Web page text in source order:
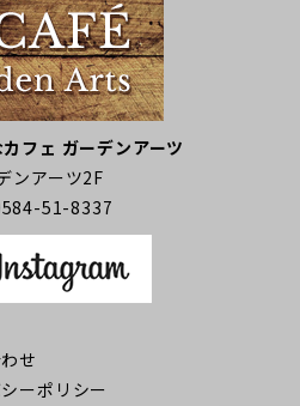
フェ ガーデンアーツ
ンアーツ2F
51-8337
せ
ーポリシー